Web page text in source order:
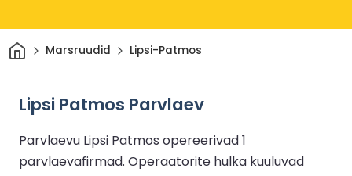
Avaleht
Marsruudid Lipsi-Patmos
Lipsi Patmos Parvlaev
Parvlaevu Lipsi Patmos opereerivad 1
parvlaevafirmad. Operaatorite hulka kuuluvad